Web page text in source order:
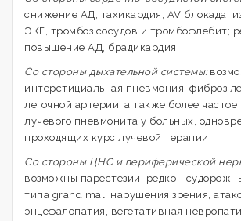
снижение АД, тахикардия, AV блокада,
ЭКГ, тромбоз сосудов и тромбофлебит;
повышение АД, брадикардия.
Со стороны дыхательной системы:
интерстициальная пневмония, фиброз
легочной артерии, а также более частое
лучевого пневмонита у больных,
проходящих курс лучевой терапии.
Со стороны ЦНС и периферической
возможны парестезии; редко -
типа grand mal, нарушения зрения,
энцефалопатия, вегетативная